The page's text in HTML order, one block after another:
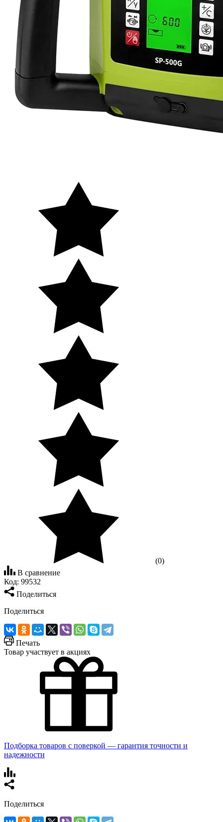
(0)
В сравнение
Код: 99532
Поделиться
Поделиться
Печать
Товар участвует в акциях
Подборка товаров с поверкой — гарантия точности и
надежности
Поделиться